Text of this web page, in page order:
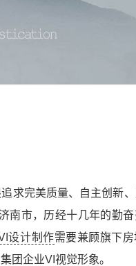
求完美质量、自主创新
南市，历经十几年的勤
设计制作需要兼顾旗下
团企业VI视觉形象。